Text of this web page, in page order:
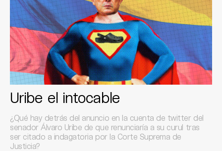
Uribe el intocable
¿Qué hay detrás del anuncio en la cuenta de twitter del
senador Álvaro Uribe de que renunciaría a su curul tras
ser citado a indagatoria por la Corte Suprema de
Justicia?